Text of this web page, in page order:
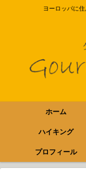
ヨーロッパに
ホーム
ハイキング
プロフィール